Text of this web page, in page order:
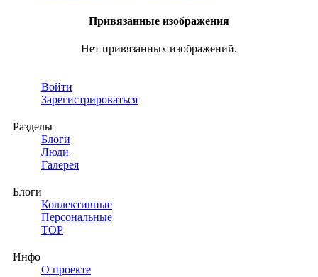
Привязанные изображения
Нет привязанных изображений.
Войти
Зарегистрироваться
Разделы
Блоги
Люди
Галерея
Блоги
Коллективные
Персональные
TOP
Инфо
О проекте